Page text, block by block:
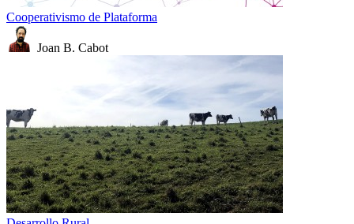
Cooperativismo de Plataforma
Joan B. Cabot